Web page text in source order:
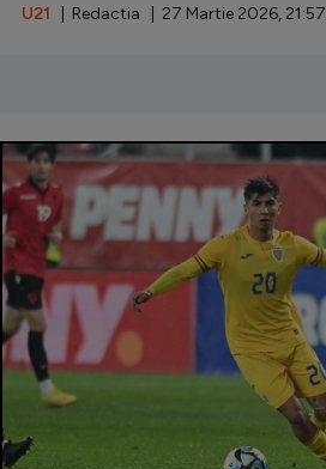
Intră în cont
Creează cont
U21 | Redactia | 27 Martie 2026, 21:57